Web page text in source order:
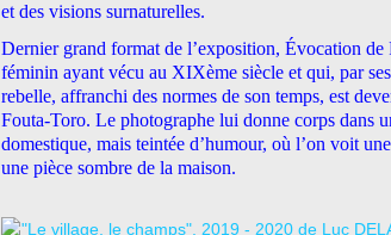
et des visions surnaturelles.
Dernier grand format de l’exposition, Évocation de
féminin ayant vécu au XIXème siècle et qui, par
rebelle, affranchi des normes de son temps, est
Fouta-Toro. Le photographe lui donne corps dans
domestique, mais teintée d’humour, où l’on voit
une pièce sombre de la maison.